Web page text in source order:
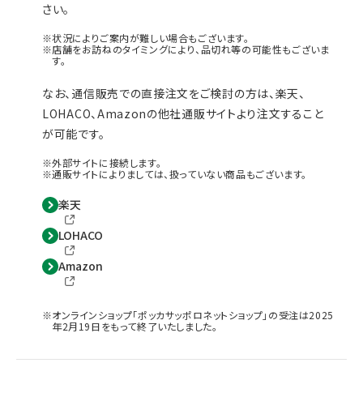
さい。
状況によりご案内が難しい場合もございます。
店舗をお訪ねのタイミングにより、品切れ等の可能性もございま
す。
なお、通信販売での直接注文をご検討の方は、楽天、
LOHACO、Amazonの他社通販サイトより注文すること
が可能です。
外部サイトに接続します。
通販サイトによりましては、扱っていない商品もございます。
楽天
LOHACO
Amazon
オンラインショップ「ポッカサッポロネットショップ」の受注は2025
年2月19日をもって終了いたしました。